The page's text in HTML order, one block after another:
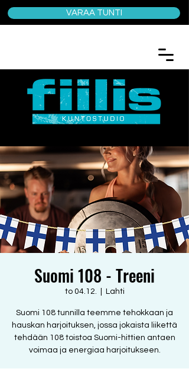
VARAA TUNTI
Suomi 108 - Treeni
to 04.12. Lahti
Suomi 108 tunnilla teemme tehokkaan ja
hauskan harjoituksen, jossa jokaista liikettä
tehdään 108 toistoa Suomi-hittien antaen
voimaa ja energiaa harjoitukseen.